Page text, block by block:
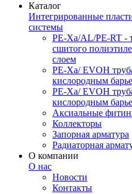
Каталог
Интегрированные
системы
PE-Xa/AL/PE-RT -
сшитого
слоем
PE-Xa/ EVOH
кислородным
PE-Xa/ EVOH
кислородным
Аксиальные
Коллекторы
Запорная арматура
Радиаторная
О компании
О нас
Новости
Контакты